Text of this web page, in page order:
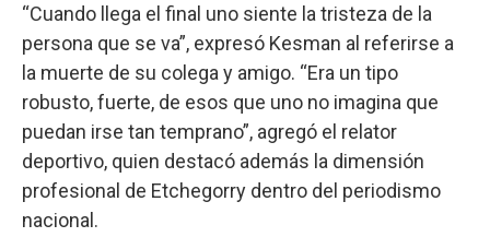
“Cuando llega el final uno siente la tristeza de la
persona que se va”, expresó Kesman al referirse a
la muerte de su colega y amigo. “Era un tipo
robusto, fuerte, de esos que uno no imagina que
puedan irse tan temprano”, agregó el relator
deportivo, quien destacó además la dimensión
profesional de Etchegorry dentro del periodismo
nacional.